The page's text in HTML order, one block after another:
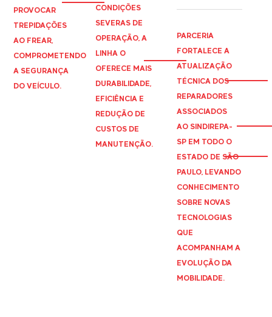
PROVOCAR
TREPIDAÇÕES
AO FREAR,
COMPROMETENDO
A SEGURANÇA
DO VEÍCULO.
CONDIÇÕES
SEVERAS DE
OPERAÇÃO, A
LINHA O
OFERECE MAIS
DURABILIDADE,
EFICIÊNCIA E
REDUÇÃO DE
CUSTOS DE
MANUTENÇÃO.
PARCERIA
FORTALECE A
ATUALIZAÇÃO
TÉCNICA DOS
REPARADORES
ASSOCIADOS
AO SINDIREPA-
SP EM TODO O
ESTADO DE SÃO
PAULO, LEVANDO
CONHECIMENTO
SOBRE NOVAS
TECNOLOGIAS
QUE
ACOMPANHAM A
EVOLUÇÃO DA
MOBILIDADE.